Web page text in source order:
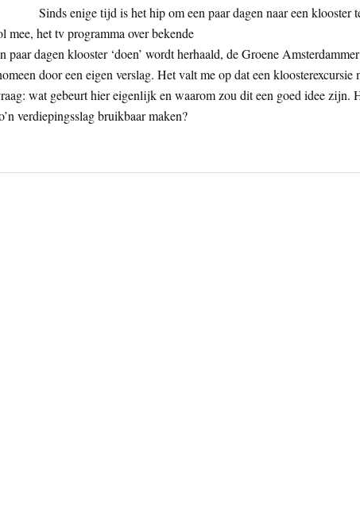
Sinds enige tijd is het hip om een paar dagen naar een klooster
mee, het tv programma over bekende
paar dagen klooster ‘doen’ wordt herhaald, de Groene
door een eigen verslag. Het valt me op dat een kloosterexcursie
wat gebeurt hier eigenlijk en waarom zou dit een goed idee zijn.
verdiepingsslag bruikbaar maken?